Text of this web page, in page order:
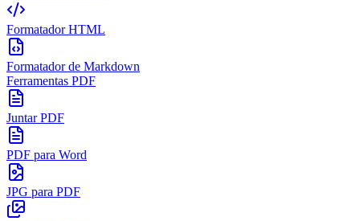
Formatador HTML
Formatador de Markdown
Ferramentas PDF
Juntar PDF
PDF para Word
JPG para PDF